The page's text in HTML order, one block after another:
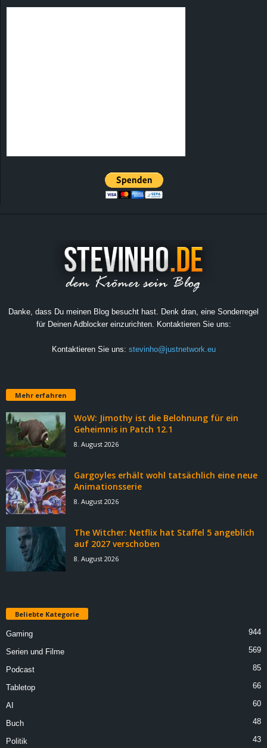
Danke, dass Du meinen Blog besucht hast. Denk dran, eine Sonderregel
für Deinen Adblocker einzurichten. Kontaktieren Sie uns:
Kontaktieren Sie uns: stevinho@justnetwork.eu
Mehr erfahren
WoW: Jimothy ist die Belohnung für ein
Geheimnis in Patch 12.1
8. August 2026
Gargoyles erhält wohl tatsächlich eine neue
Animationsserie
8. August 2026
The Witcher: Netflix hat Staffel 5 angeblich
auf 2027 verschoben
8. August 2026
Beliebte Kategorie
Gaming 944
Serien und Filme 569
Podcast 85
Tabletop 66
AI 60
Buch 48
Politik 43